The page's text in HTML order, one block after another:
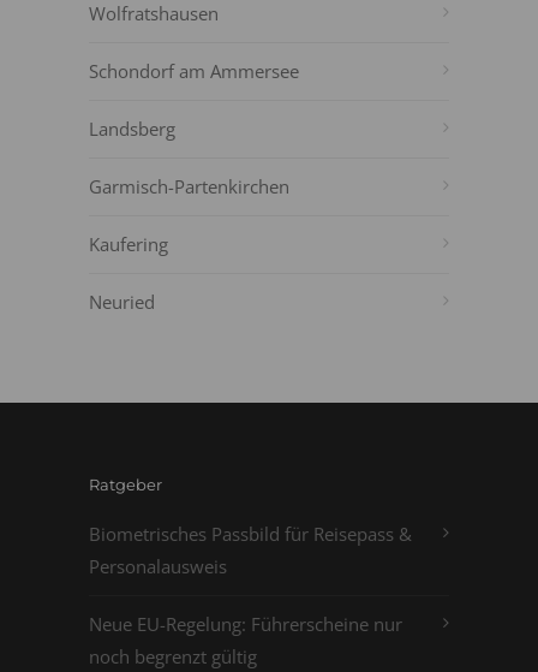
Wolfratshausen
Schondorf am Ammersee
Landsberg
Garmisch-Partenkirchen
Kaufering
Neuried
Ratgeber
Biometrisches Passbild für Reisepass &
Personalausweis
Neue EU-Regelung: Führerscheine nur
noch begrenzt gültig